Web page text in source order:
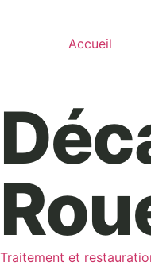
Accueil
Traitement et